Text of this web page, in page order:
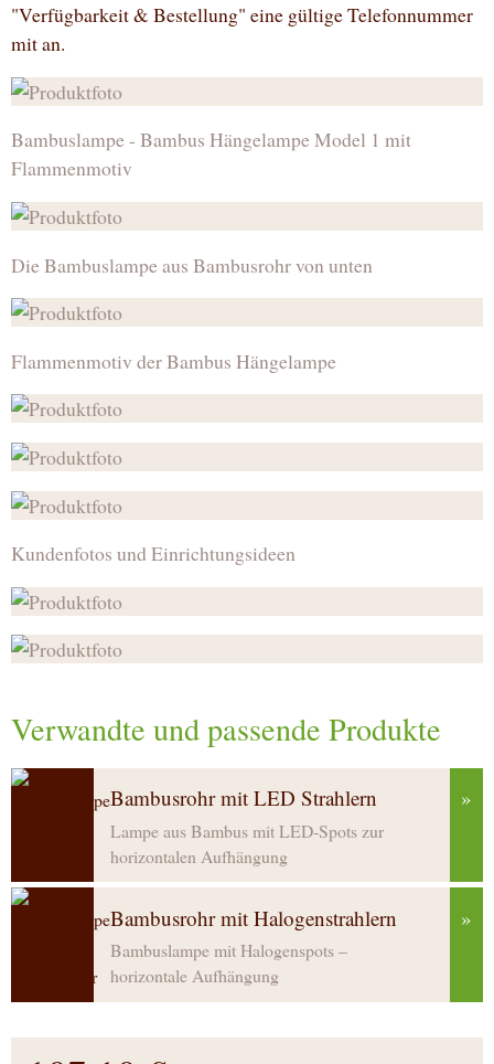
"Verfügbarkeit & Bestellung" eine gültige Telefonnummer
mit an.
Bambuslampe - Bambus Hängelampe Model 1 mit
Flammenmotiv
Die Bambuslampe aus Bambusrohr von unten
Flammenmotiv der Bambus Hängelampe
Kundenfotos und Einrichtungsideen
Verwandte und passende Produkte
Bambusrohr mit LED Strahlern
Lampe aus Bambus mit LED-Spots zur
horizontalen Aufhängung
»
Bambusrohr mit Halogenstrahlern
Bambuslampe mit Halogenspots –
horizontale Aufhängung
»